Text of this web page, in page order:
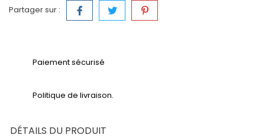
Partager sur :
Paiement sécurisé
Politique de livraison.
DÉTAILS DU PRODUIT